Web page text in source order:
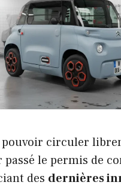
circuler
passé le permis de
des dernières